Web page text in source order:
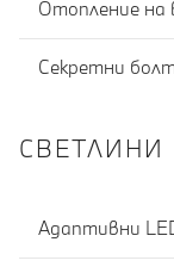
Отопление на
Секретни
Адаптивни